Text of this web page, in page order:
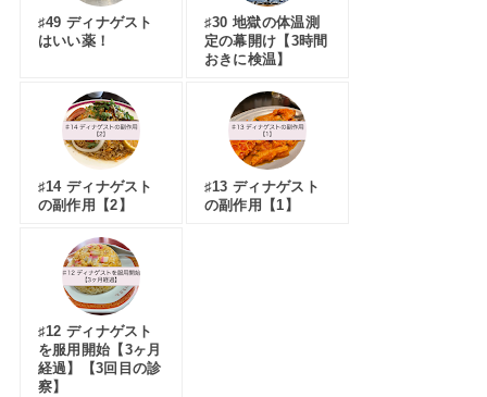
♯49 ディナゲスト
はいい薬！
♯30 地獄の体温測
定の幕開け【3時間
おきに検温】
♯14 ディナゲスト
の副作用【2】
♯13 ディナゲスト
の副作用【1】
♯12 ディナゲスト
を服用開始【3ヶ月
経過】【3回目の診
察】